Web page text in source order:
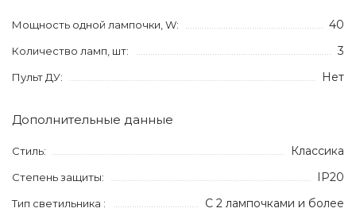
Мощность одной лампочки, W: 40
Количество ламп, шт: 3
Пульт ДУ: Нет
Дополнительные данные
Стиль: Классика
Степень защиты: IP20
Тип светильника : С 2 лампочками и более